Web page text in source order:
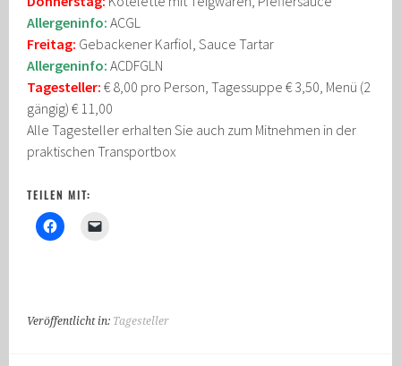
Allergeninfo:ACGL
Freitag: Gebackener Karfiol, Sauce Tartar
Allergeninfo:ACDFGLN
Tagesteller: € 8,00 pro Person, Tagessuppe € 3,50, Menü (2
gängig) € 11,00
Alle Tagesteller erhalten Sie auch zum Mitnehmen in der
praktischen Transportbox
TEILEN MIT:
Veröffentlicht in: Tagesteller